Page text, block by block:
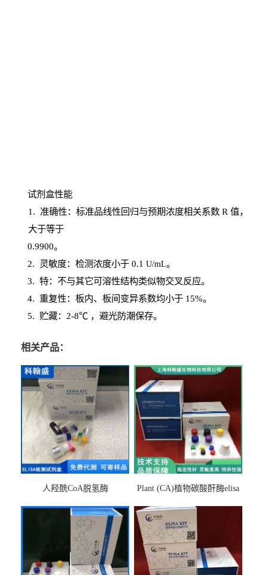
试剂盒性能
1 . 准确性：标准品线性回归与预期浓度相关系数 R 值，
大于等于
0.9900。
2. 灵敏度：检测浓度小于0.1 U/mL。
3. 特：不与其它可溶性结构类似物交叉反应。
4. 重复性：板内、板间变异系数均小于15%。
5. 贮藏：2-8℃ ，避光防潮保存。
相关产品：
人羟酰CoA脱氢酶
Plant (CA)植物碳酸酐酶elisa